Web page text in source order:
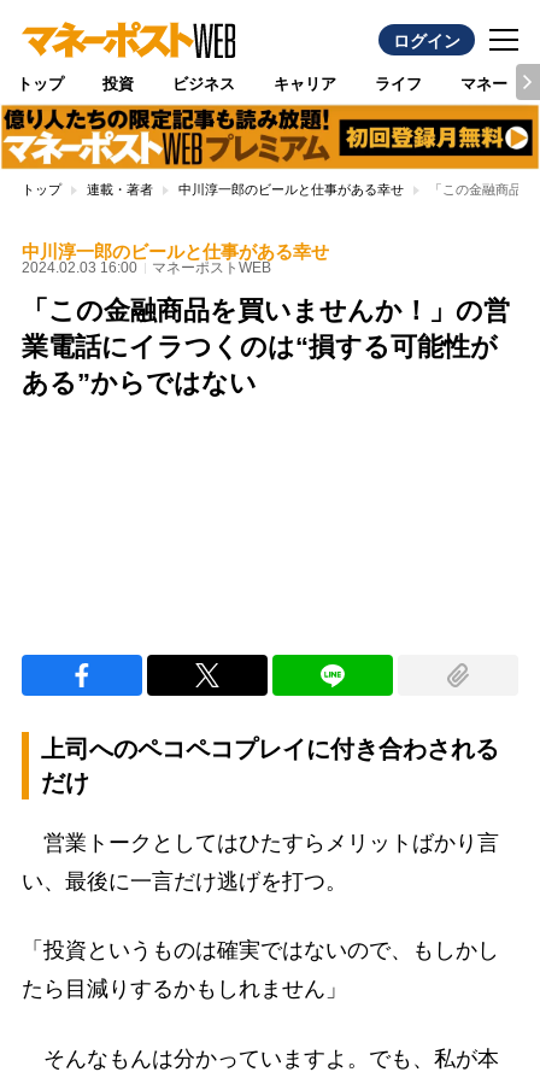
ログイン
トップ 投資 ビジネス キャリア ライフ マネー
トップ 連載・著者 中川淳一郎のビールと仕事がある幸せ 「この金融商品
中川淳一郎のビールと仕事がある幸せ
2024.02.03 16:00 マネーポストWEB
「この金融商品を買いませんか！」の営
業電話にイラつくのは“損する可能性が
ある”からではない
上司へのペコペコプレイに付き合わされる
だけ
営業トークとしてはひたすらメリットばかり言
い、最後に一言だけ逃げを打つ。
「投資というものは確実ではないので、もしかし
たら目減りするかもしれません」
そんなもんは分かっていますよ。でも、私が本